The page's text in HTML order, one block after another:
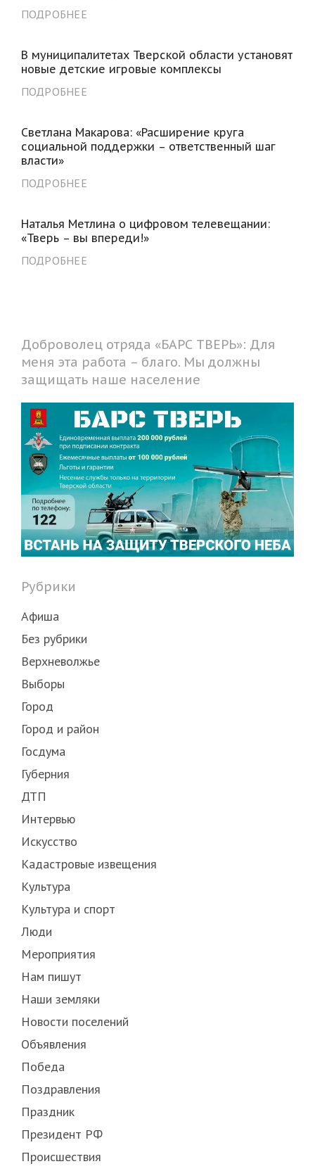
ПОДРОБНЕЕ
В муниципалитетах Тверской области установят
новые детские игровые комплексы
ПОДРОБНЕЕ
Светлана Макарова: «Расширение круга
социальной поддержки – ответственный шаг
власти»
ПОДРОБНЕЕ
Наталья Метлина о цифровом телевещании:
«Тверь – вы впереди!»
ПОДРОБНЕЕ
Доброволец отряда «БАРС ТВЕРЬ»: Для
меня эта работа – благо. Мы должны
защищать наше население
Рубрики
Афиша
Без рубрики
Верхневолжье
Выборы
Город
Город и район
Госдума
Губерния
ДТП
Интервью
Искусство
Кадастровые извещения
Культура
Культура и спорт
Люди
Мероприятия
Нам пишут
Наши земляки
Новости поселений
Объявления
Победа
Поздравления
Праздник
Президент РФ
Происшествия